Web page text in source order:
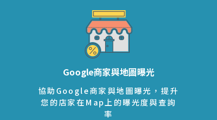
Google商家與地圖曝光
協助Google商家與地圖曝光，提升
您的店家在Map上的曝光度與查詢
率